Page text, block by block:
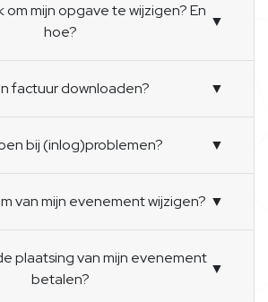
om mijn opgave te wijzigen? En
hoe?
▼
factuur downloaden? ▼
bij (inlog)problemen? ▼
van mijn evenement wijzigen? ▼
plaatsing van mijn evenement
betalen?
▼